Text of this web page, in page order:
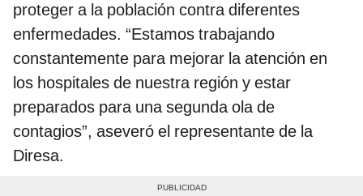
proteger a la población contra diferentes
enfermedades. “Estamos trabajando
constantemente para mejorar la atención en
los hospitales de nuestra región y estar
preparados para una segunda ola de
contagios”, aseveró el representante de la
Diresa.